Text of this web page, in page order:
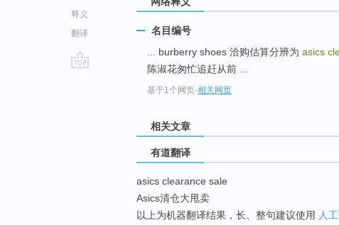
释义
翻译
名目编号
... burberry shoes 洽购估算分辨为 asics
陈淑花匆忙追赶从前 ...
基于1个网页-相关网页
相关文章
有道翻译
asics clearance sale
Asics清仓大甩卖
以上为机器翻译结果，长、整句建议使用 人